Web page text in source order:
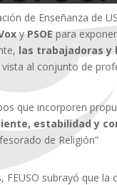
de Enseñanza de
y PSOE para
las trabajadoras y
al conjunto de
que incorporen
estabilidad y
de Religión”
FEUSO subrayó que